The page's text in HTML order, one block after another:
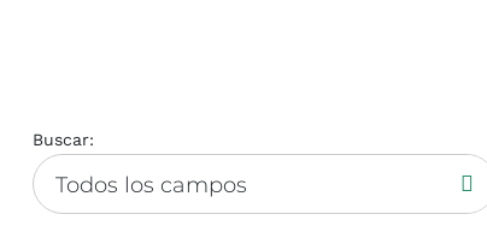
Buscar:
Todos los campos